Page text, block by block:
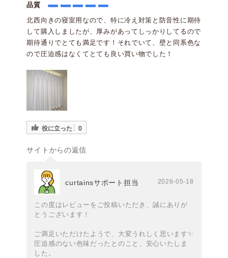
品質
北西向きの寝室用なので、特に冷え対策と防音性に期待
して購入しましたが、厚みがあってしっかりしてるので
期待通りでとても満足です！それでいて、壁と同系色な
ので圧迫感はなくてとても良い買い物でした！
役に立った 0
サイトからの返信
curtainsサポート担当 2026-05-18
この度はレビューをご投稿いただき、誠にありが
とうございます！
ご満足いただけたようで、大変うれしく思います✨️
圧迫感のない色味だったとのこと、安心いたしま
した。